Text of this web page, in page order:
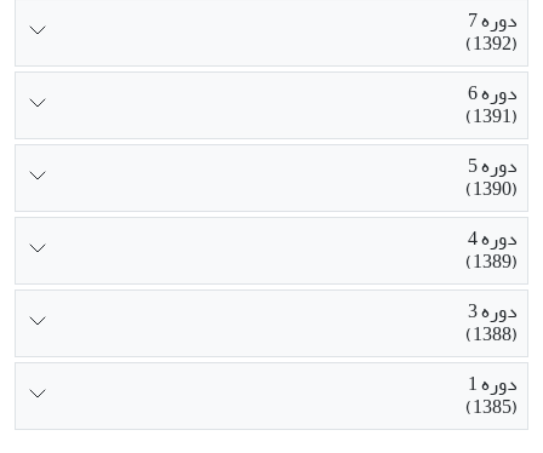
دوره 7
(1392)
دوره 6
(1391)
دوره 5
(1390)
دوره 4
(1389)
دوره 3
(1388)
دوره 1
(1385)